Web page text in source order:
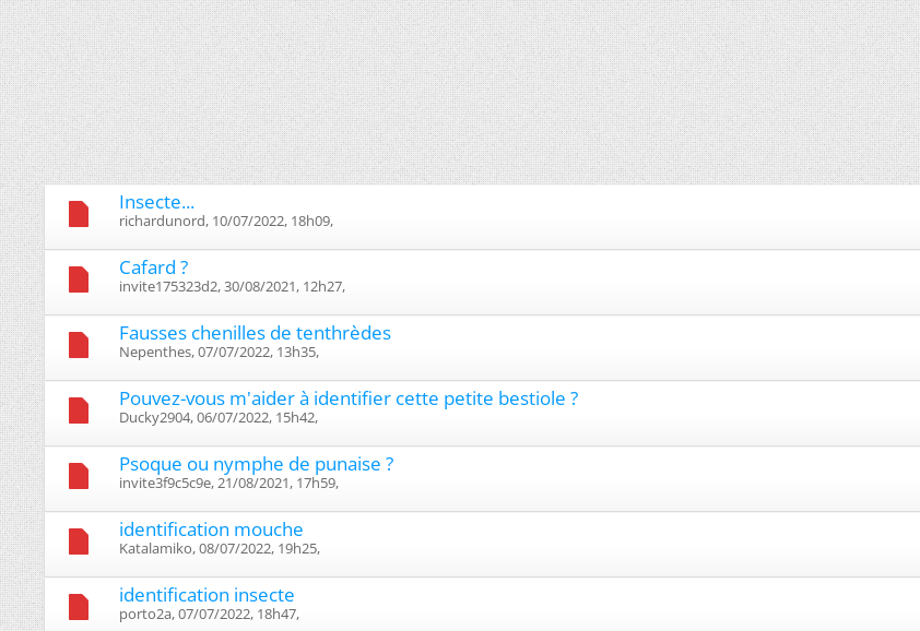
Insecte...
richardunord, 10/07/2022, 18h09, ‎
Cafard ?
invite175323d2, 30/08/2021, 12h27, ‎
Fausses chenilles de tenthrèdes
Nepenthes, 07/07/2022, 13h35, ‎
Pouvez-vous m'aider à identifier cette petite bestiole ?
Ducky2904, 06/07/2022, 15h42, ‎
Psoque ou nymphe de punaise ?
invite3f9c5c9e, 21/08/2021, 17h59, ‎
identification mouche
Katalamiko, 08/07/2022, 19h25, ‎
identification insecte
porto2a, 07/07/2022, 18h47, ‎